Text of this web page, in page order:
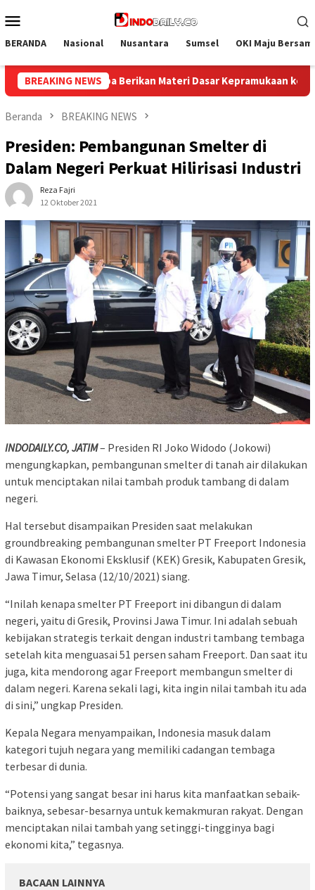
ke
Mobile
BERANDA Nasional Nusantara Sumsel OKI Maju
BREAKING NEWSke Warga Binaan Satu Semangat, Satu
Beranda BREAKING NEWS
Presiden: Pembangunan Smelter di
Dalam Negeri Perkuat Hilirisasi Industri
Reza Fajri
12 Oktober 2021
INDODAILY.CO, JATIM– Presiden RI Joko Widodo (Jokowi)
mengungkapkan, pembangunan smelter di tanah air dilakukan
untuk menciptakan nilai tambah produk tambang di dalam
negeri.
Hal tersebut disampaikan Presiden saat melakukan
groundbreaking pembangunan smelter PT Freeport Indonesia
di Kawasan Ekonomi Eksklusif (KEK) Gresik, Kabupaten Gresik,
Jawa Timur, Selasa (12/10/2021) siang.
“Inilah kenapa smelter PT Freeport ini dibangun di dalam
negeri, yaitu di Gresik, Provinsi Jawa Timur. Ini adalah sebuah
kebijakan strategis terkait dengan industri tambang tembaga
setelah kita menguasai 51 persen saham Freeport. Dan saat itu
juga, kita mendorong agar Freeport membangun smelter di
dalam negeri. Karena sekali lagi, kita ingin nilai tambah itu ada
di sini,” ungkap Presiden.
Kepala Negara menyampaikan, Indonesia masuk dalam
kategori tujuh negara yang memiliki cadangan tembaga
terbesar di dunia.
“Potensi yang sangat besar ini harus kita manfaatkan sebaik-
baiknya, sebesar-besarnya untuk kemakmuran rakyat. Dengan
menciptakan nilai tambah yang setinggi-tingginya bagi
ekonomi kita,” tegasnya.
BACAAN LAINNYA